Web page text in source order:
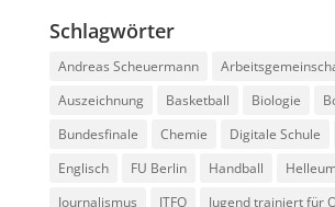
Schlagwörter
Andreas Scheuermann
Auszeichnung
Basketball Biologie
Bundesfinale
Chemie Digitale Schule
Englisch
FU Berlin Handball
Helleum
Journalismus
JTFO Jugend trainiert für